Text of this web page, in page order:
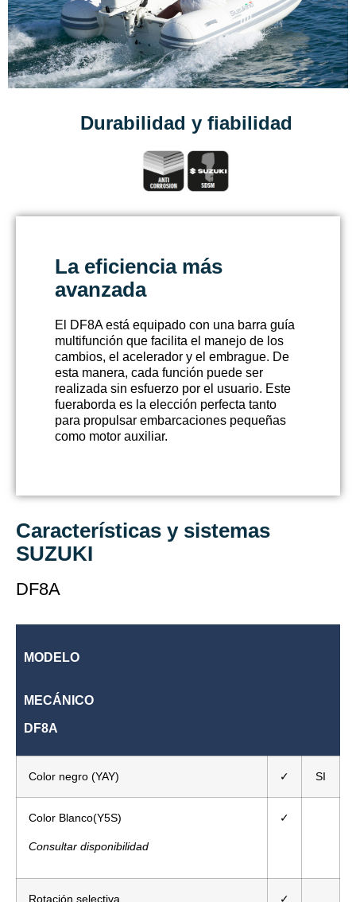
Durabilidad y fiabilidad
La eficiencia más
avanzada
El DF8A está equipado con una barra guía
multifunción que facilita el manejo de los
cambios, el acelerador y el embrague. De
esta manera, cada función puede ser
realizada sin esfuerzo por el usuario. Este
fueraborda es la elección perfecta tanto
para propulsar embarcaciones pequeñas
como motor auxiliar.
Características y sistemas
SUZUKI
DF8A
MODELO
MECÁNICO
DF8A
Color negro (YAY) ✓ SI
Color Blanco(Y5S)
Consultar disponibilidad
✓
Rotación selectiva ✓